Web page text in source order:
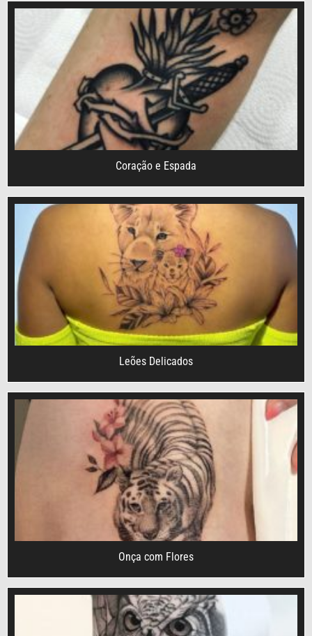
Coração e Espada
Leões Delicados
Onça com Flores